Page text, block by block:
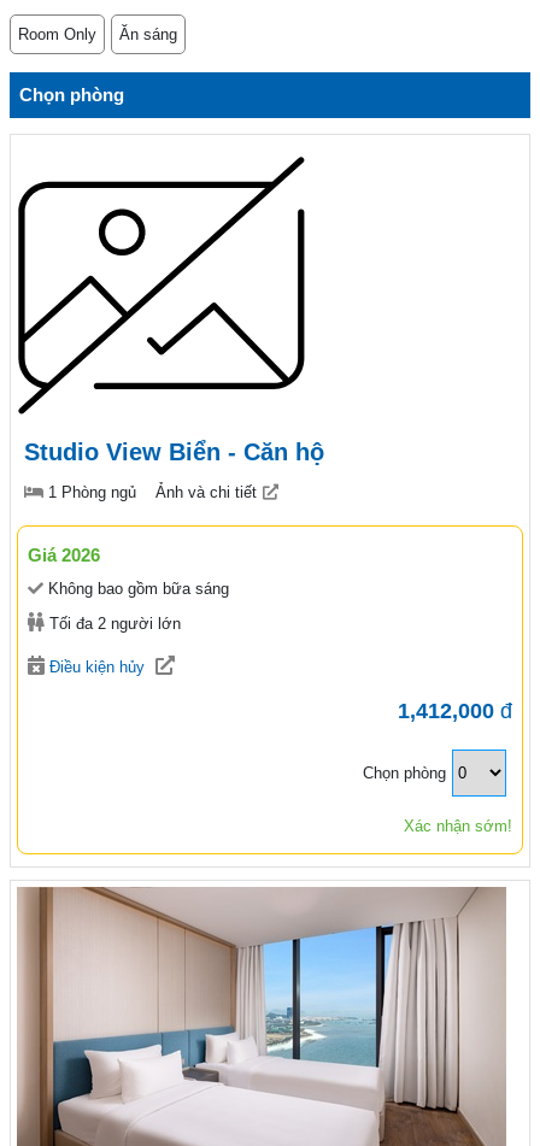
Room Only Ăn sáng
Chọn phòng
Studio View Biển - Căn hộ
1 Phòng ngủ Ảnh và chi tiết
Giá 2026
Không bao gồm bữa sáng
Tối đa 2 người lớn
Điều kiện hủy
1,412,000 đ
Chọn phòng
Xác nhận sớm!